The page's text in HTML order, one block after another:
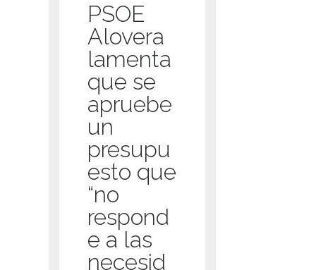
PSOE
Alovera
lamenta
que se
apruebe
un
presupu
esto que
“no
respond
e a las
necesid